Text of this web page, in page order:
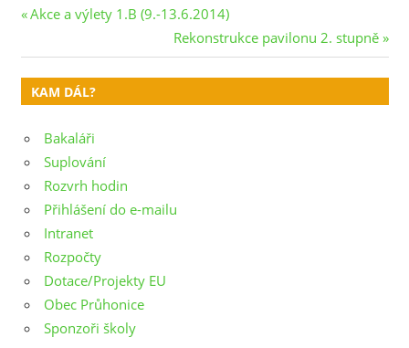
Navigace
pro
příspěvek
Previous
Akce a výlety 1.B (9.-13.6.2014)
Next
Post:
Rekonstrukce pavilonu 2. stupně
KAM DÁL?
Bakaláři
Suplování
Rozvrh hodin
Přihlášení do e-mailu
Intranet
Rozpočty
Dotace/Projekty EU
Obec Průhonice
Sponzoři školy